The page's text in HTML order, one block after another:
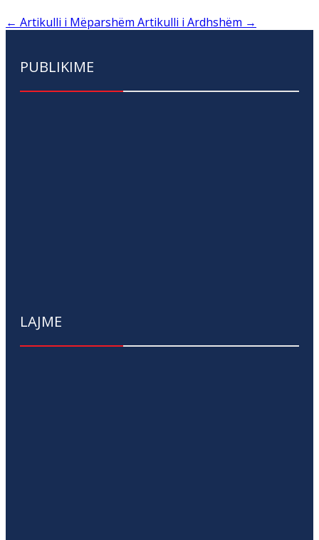
← Artikulli i Mëparshëm Artikulli i Ardhshëm →
PUBLIKIME
LAJME